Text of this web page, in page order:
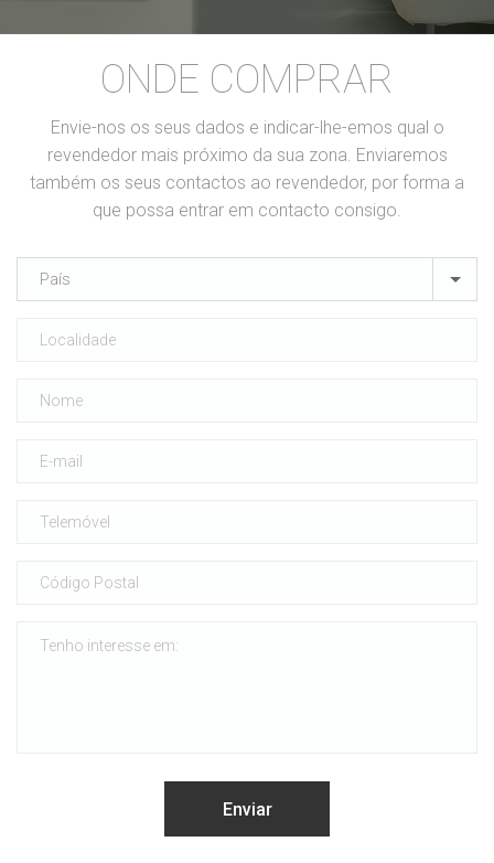
ONDE COMPRAR
Envie-nos os seus dados e indicar-lhe-emos qual o
revendedor mais próximo da sua zona. Enviaremos
também os seus contactos ao revendedor, por forma a
que possa entrar em contacto consigo.
País